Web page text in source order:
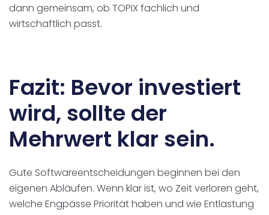
dann gemeinsam, ob TOPIX fachlich und
wirtschaftlich passt.
Fazit: Bevor investiert
wird, sollte der
Mehrwert klar sein.
Gute Softwareentscheidungen beginnen bei den
eigenen Abläufen. Wenn klar ist, wo Zeit verloren geht,
welche Engpässe Priorität haben und wie Entlastung